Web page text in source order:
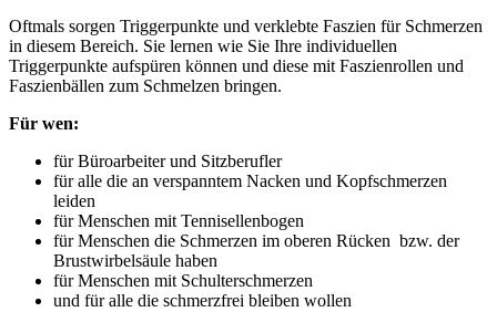
Oftmals sorgen Triggerpunkte und verklebte Faszien für Schmerzen
in diesem Bereich. Sie lernen wie Sie Ihre individuellen
Triggerpunkte aufspüren können und diese mit Faszienrollen und
Faszienbällen zum Schmelzen bringen.
Für wen:
für Büroarbeiter und Sitzberufler
für alle die an verspanntem Nacken und Kopfschmerzen
leiden
für Menschen mit Tennisellenbogen
für Menschen die Schmerzen im oberen Rücken bzw. der
Brustwirbelsäule haben
für Menschen mit Schulterschmerzen
und für alle die schmerzfrei bleiben wollen